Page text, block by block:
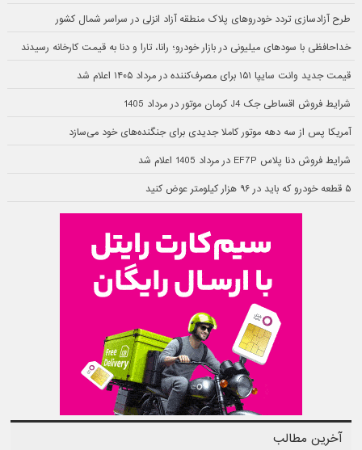
طرح آزادسازی تردد خودروهای پلاک منطقه آزاد انزلی در سراسر شمال کشور
خداحافظی با سودهای میلیونی در بازار خودرو؛ رانا، تارا و دنا به قیمت کارخانه رسیدند
قیمت جدید وانت سایپا ۱۵۱ برای مصرف‌کننده در مرداد ۱۴۰۵ اعلام شد
شرایط فروش اقساطی جک J4 کرمان موتور در مرداد 1405
آمریکا پس از سه دهه موتور کاملا جدیدی برای جنگنده‌های خود می‌سازد
شرایط فروش دنا پلاس EF7P در مرداد 1405 اعلام شد
۵ قطعه خودرو که باید در ۹۶ هزار کیلومتر عوض کنید
آخرین مطالب